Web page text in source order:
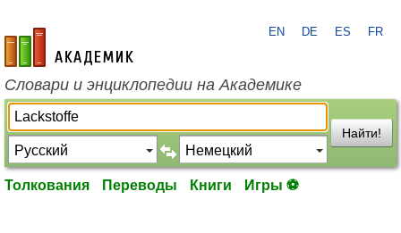
academic.ru
EN DE ES FR
Словари и энциклопедии на Академике
Найти!
Толкования Переводы Книги Игры ⚽